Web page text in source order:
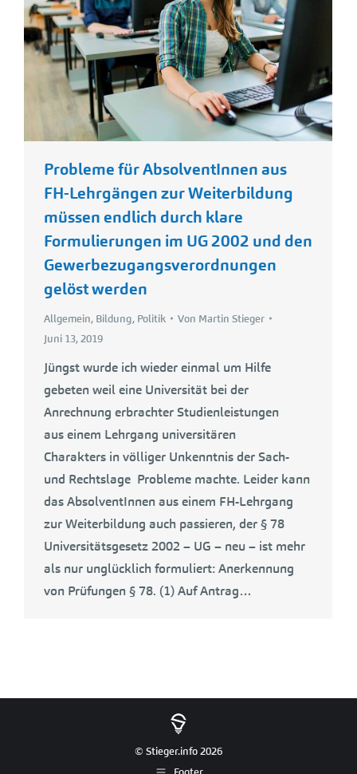
Probleme für AbsolventInnen aus
FH-Lehrgängen zur Weiterbildung
müssen endlich durch klare
Formulierungen im UG 2002 und den
Gewerbezugangsverordnungen
gelöst werden
Allgemein, Bildung, Politik Von Martin Stieger
Juni 13, 2019
Jüngst wurde ich wieder einmal um Hilfe
gebeten weil eine Universität bei der
Anrechnung erbrachter Studienleistungen
aus einem Lehrgang universitären
Charakters in völliger Unkenntnis der Sach-
und Rechtslage Probleme machte. Leider kann
das AbsolventInnen aus einem FH-Lehrgang
zur Weiterbildung auch passieren, der § 78
Universitätsgesetz 2002 – UG – neu – ist mehr
als nur unglücklich formuliert: Anerkennung
von Prüfungen § 78. (1) Auf Antrag…
© Stieger.info 2026